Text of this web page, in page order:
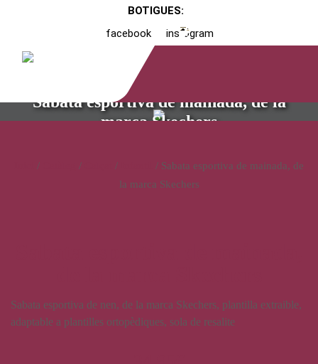
BOTIGUES:
facebook
instagram
Sabata esportiva de mainada, de la
marca Skechers
/ / /
/ Sabata esportiva de mainada, de
la marca Skechers
Sabata esportiva de nen, de la marca Skechers, plantilla extraible,
adaptable a plantilles ortopèdiques, sola de resalite